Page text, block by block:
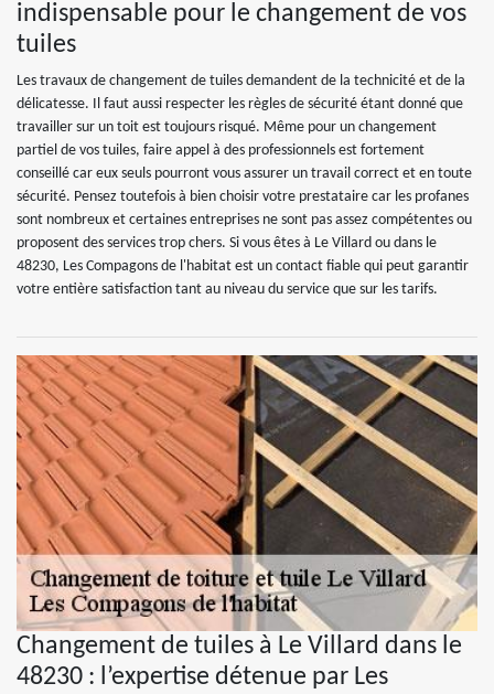
indispensable pour le changement de vos
tuiles
Les travaux de changement de tuiles demandent de la technicité et de la
délicatesse. Il faut aussi respecter les règles de sécurité étant donné que
travailler sur un toit est toujours risqué. Même pour un changement
partiel de vos tuiles, faire appel à des professionnels est fortement
conseillé car eux seuls pourront vous assurer un travail correct et en toute
sécurité. Pensez toutefois à bien choisir votre prestataire car les profanes
sont nombreux et certaines entreprises ne sont pas assez compétentes ou
proposent des services trop chers. Si vous êtes à Le Villard ou dans le
48230, Les Compagons de l'habitat est un contact fiable qui peut garantir
votre entière satisfaction tant au niveau du service que sur les tarifs.
Changement de tuiles à Le Villard dans le
48230 : l’expertise détenue par Les